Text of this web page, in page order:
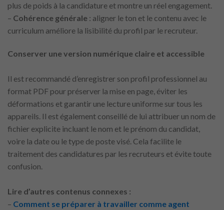
plus de poids à la candidature et montre un réel engagement.
– Cohérence générale : aligner le ton et le contenu avec le
curriculum améliore la lisibilité du profil par le recruteur.
Conserver une version numérique claire et accessible
Il est recommandé d’enregistrer son profil professionnel au
format PDF pour préserver la mise en page, éviter les
déformations et garantir une lecture uniforme sur tous les
appareils. Il est également conseillé de lui attribuer un nom de
fichier explicite incluant le nom et le prénom du candidat,
voire la date ou le type de poste visé. Cela facilite le
traitement des candidatures par les recruteurs et évite toute
confusion.
Lire d’autres contenus connexes :
– Comment se préparer à travailler comme agent